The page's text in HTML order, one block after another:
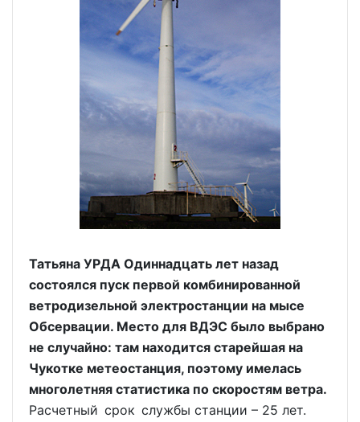
Татьяна УРДА Одиннадцать лет назад
состоялся пуск первой комбинированной
ветродизельной электростанции на мысе
Обсервации. Место для ВДЭС было выбрано
не случайно: там находится старейшая на
Чукотке метеостанция, поэтому имелась
многолетняя статистика по скоростям ветра.
Расчетный срок службы станции – 25 лет.